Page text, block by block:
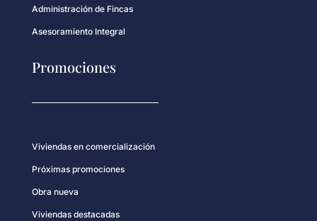
Administración de Fincas
Asesoramiento Integral
Promociones
Viviendas en comercialización
Próximas promociones
Obra nueva
Viviendas destacadas